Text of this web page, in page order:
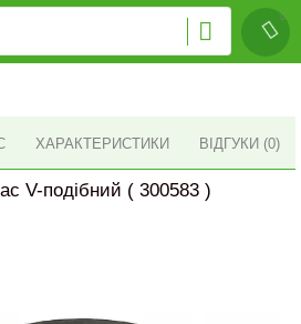
ХАРАКТЕРИСТИКИ ВІДГУКИ (0)
V-подібний ( 300583 )